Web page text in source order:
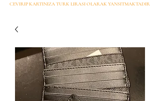
CEVIRIP KARTINIZA TURK LIRASI OLARAK YANSITMAKTADIR